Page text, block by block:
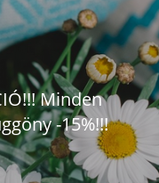
Minden
-15%!!!